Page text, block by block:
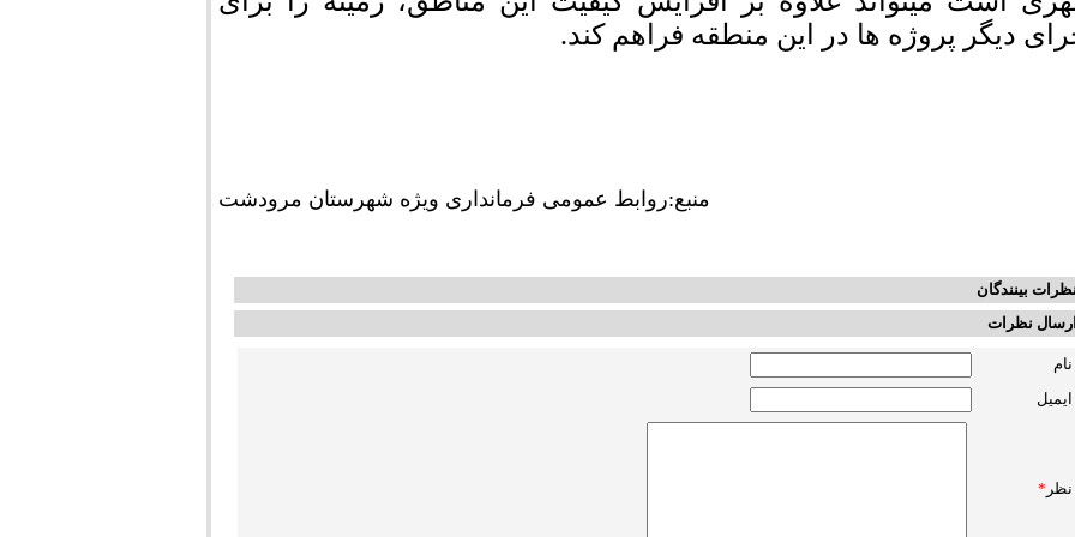
دیگر پروژه ها در این منطقه فراهم کند.
منبع:روابط عمومی فرمانداری ویژه شهرستان مرودشت
نظرات بینندگان
ارسال نظرات
نام
ایمیل
نظر *